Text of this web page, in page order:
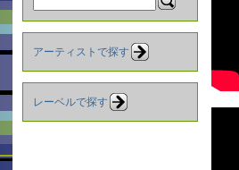
アーティストで探す
レーベルで探す